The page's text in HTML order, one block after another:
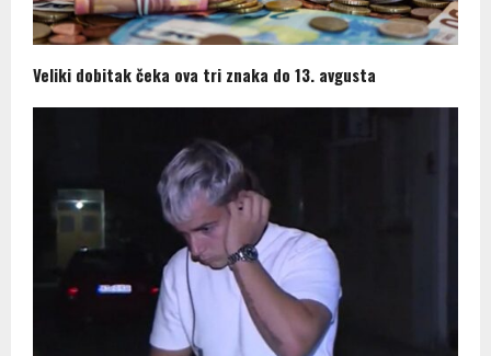
Veliki dobitak čeka ova tri znaka do 13. avgusta